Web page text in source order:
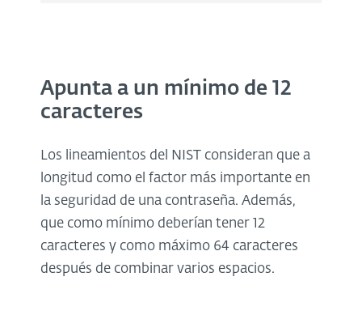
Apunta a un mínimo de 12
caracteres
Los lineamientos del NIST consideran que a
longitud como el factor más importante en
la seguridad de una contraseña. Además,
que como mínimo deberían tener 12
caracteres y como máximo 64 caracteres
después de combinar varios espacios.